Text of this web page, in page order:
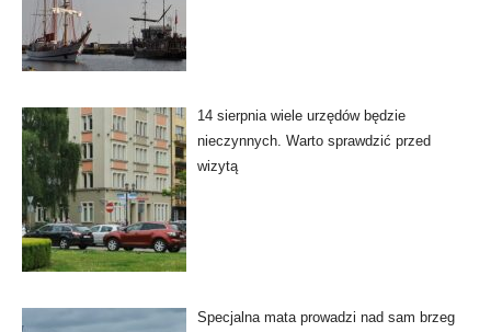
14 sierpnia wiele urzędów będzie
nieczynnych. Warto sprawdzić przed
wizytą
Specjalna mata prowadzi nad sam brzeg